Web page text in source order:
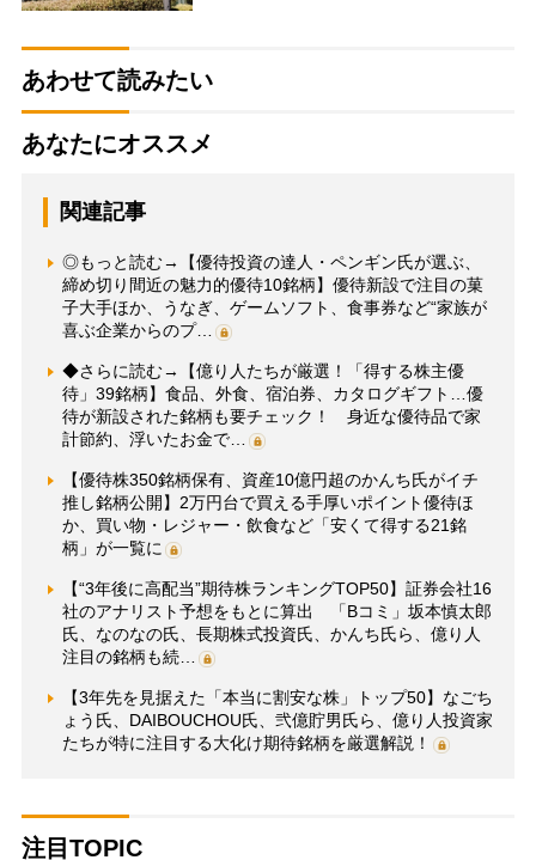
あわせて読みたい
あなたにオススメ
関連記事
◎もっと読む→【優待投資の達人・ペンギン氏が選ぶ、
締め切り間近の魅力的優待10銘柄】優待新設で注目の菓
子大手ほか、うなぎ、ゲームソフト、食事券など“家族が
喜ぶ企業からのプ…
◆さらに読む→【億り人たちが厳選！「得する株主優
待」39銘柄】食品、外食、宿泊券、カタログギフト…優
待が新設された銘柄も要チェック！ 身近な優待品で家
計節約、浮いたお金で…
【優待株350銘柄保有、資産10億円超のかんち氏がイチ
推し銘柄公開】2万円台で買える手厚いポイント優待ほ
か、買い物・レジャー・飲食など「安くて得する21銘
柄」が一覧に
【“3年後に高配当”期待株ランキングTOP50】証券会社16
社のアナリスト予想をもとに算出 「Bコミ」坂本慎太郎
氏、なのなの氏、長期株式投資氏、かんち氏ら、億り人
注目の銘柄も続…
【3年先を見据えた「本当に割安な株」トップ50】なごち
ょう氏、DAIBOUCHOU氏、弐億貯男氏ら、億り人投資家
たちが特に注目する大化け期待銘柄を厳選解説！
注目TOPIC